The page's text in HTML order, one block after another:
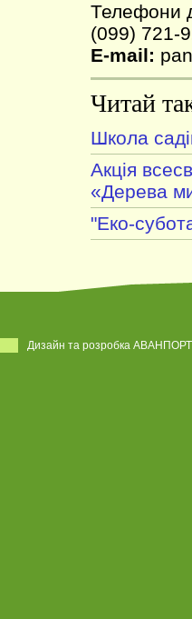
Телефони
(099) 721-
E-mail:
Читай
Школа
Акція
«Дерева
"Еко-
Дизайн та розробка АВАНПОРТ